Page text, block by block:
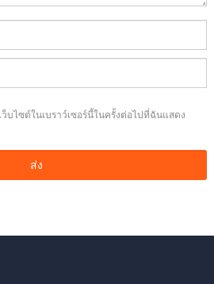
บไซต์ในเบราว์เซอร์นี้ในครั้งต่อไปที่ฉันแสดง